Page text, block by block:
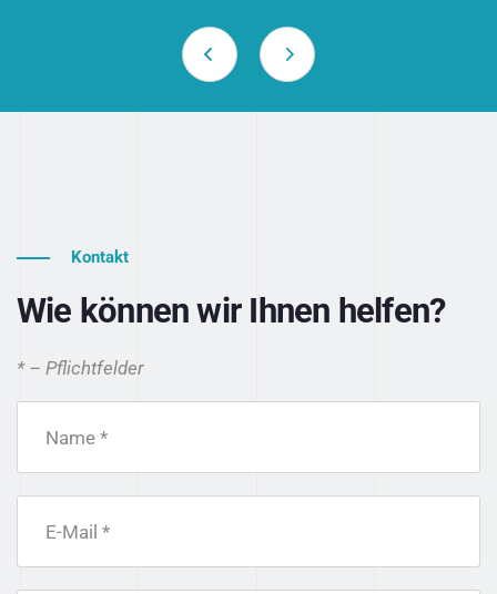
Kontakt
Wie können wir Ihnen helfen?
* – Pflichtfelder
Name *
E-Mail *